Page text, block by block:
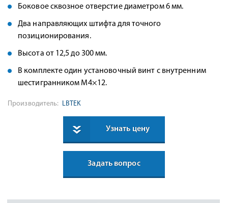
Боковое сквозное отверстие диаметром 6 мм.
Два направляющих штифта для точного
позиционирования.
Высота от 12,5 до 300 мм.
В комплекте один установочный винт с внутренним
шестигранником M4×12.
Производитель: LBTEK
Узнать цену
Задать вопрос